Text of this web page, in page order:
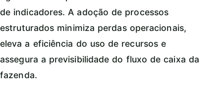
de indicadores. A adoção de processos
estruturados minimiza perdas operacionais,
eleva a eficiência do uso de recursos e
assegura a previsibilidade do fluxo de caixa da
fazenda.